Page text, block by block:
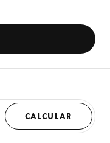
CALCULAR